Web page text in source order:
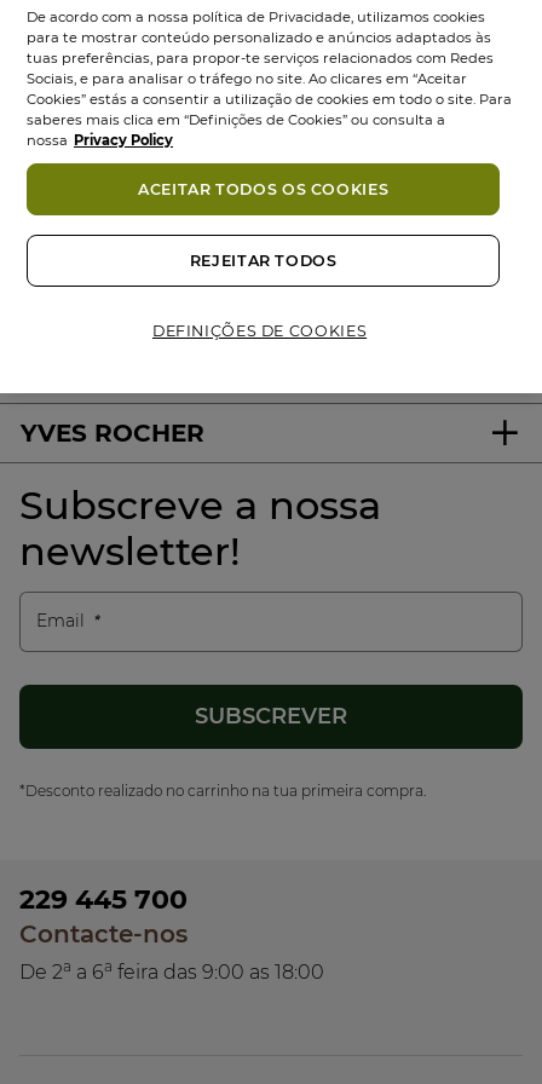
vegetais
campos orgânicos
Eco-concebidos
YVES ROCHER
Subscreve a nossa
newsletter!
Email
*Desconto realizado no carrinho na tua primeira compra.
229 445 700
Contacte-nos
De 2a a 6a feira das 9:00 as 18:00
De acordo com a nossa política de Privacidade, utilizamos cookies
para te mostrar conteúdo personalizado e anúncios adaptados às
tuas preferências, para propor-te serviços relacionados com Redes
Sociais, e para analisar o tráfego no site. Ao clicares em “Aceitar
Cookies” estás a consentir a utilização de cookies em todo o site. Para
saberes mais clica em “Definições de Cookies” ou consulta a
nossa Privacy Policy
DEFINIÇÕES DE COOKIES
REJEITAR TODOS
ACEITAR TODOS OS COOKIES